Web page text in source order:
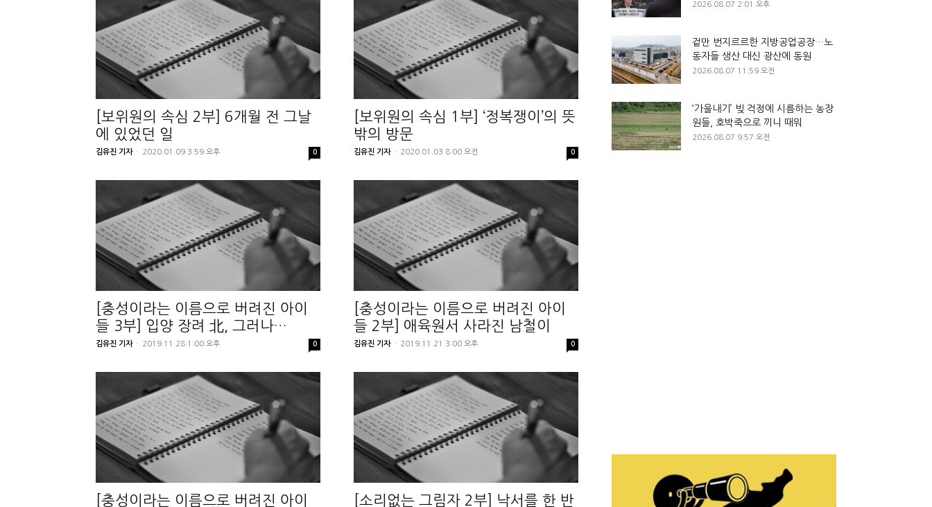
[보위원의 속심 2부] 6개월 전 그날
에 있었던 일
김유진 기자 - 2020.01.09 3:59 오후 0
[보위원의 속심 1부] ‘정복쟁이’의 뜻
밖의 방문
김유진 기자 - 2020.01.03 8:00 오전 0
[충성이라는 이름으로 버려진 아이
들 3부] 입양 장려 北, 그러나…
김유진 기자 - 2019.11.28 1:00 오후 0
[충성이라는 이름으로 버려진 아이
들 2부] 애육원서 사라진 남철이
김유진 기자 - 2019.11.21 3:00 오후 0
[충성이라는 이름으로 버려진 아이
[소리없는 그림자 2부] 낙서를 한 반
2026.08.07 2:01 오후
겉만 번지르르한 지방공업공장…노
동자들 생산 대신 광산에 동원
2026.08.07 11:59 오전
‘가을내기’ 빚 걱정에 시름하는 농장
원들, 호박죽으로 끼니 때워
2026.08.07 9:57 오전